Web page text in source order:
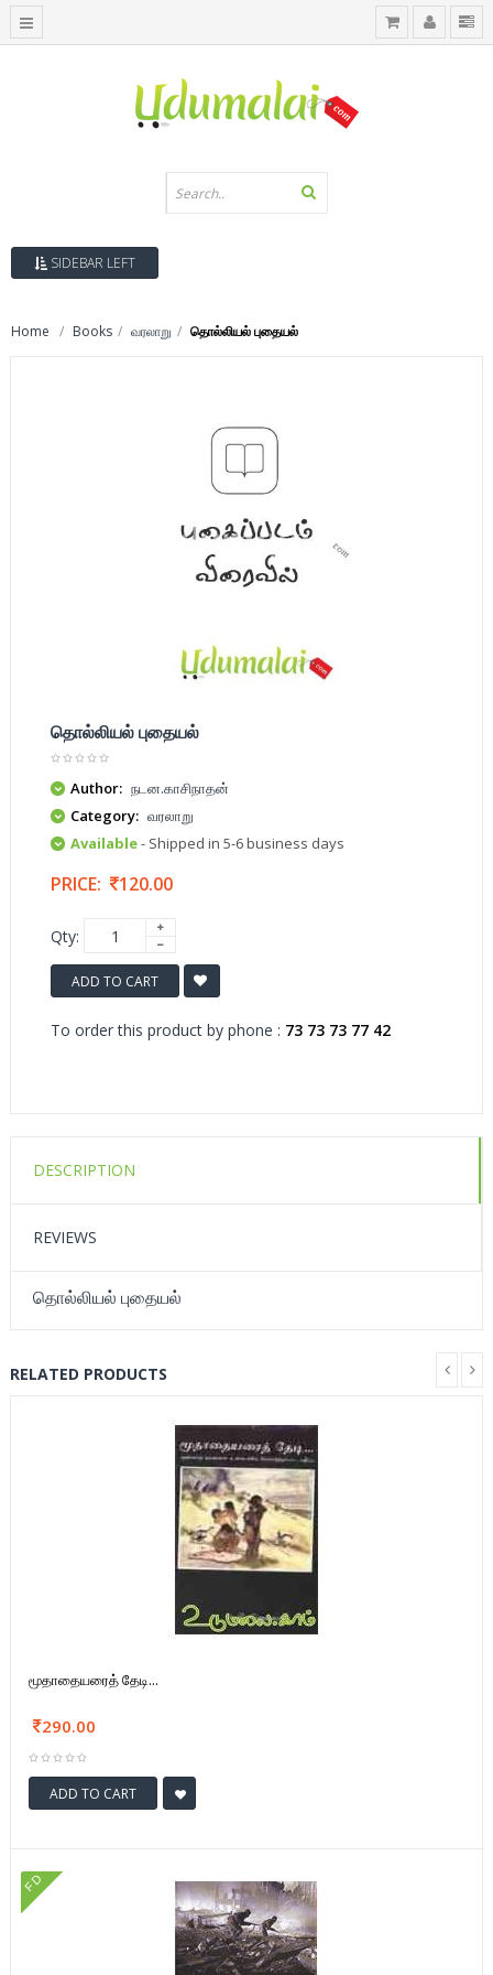
SIDEBAR LEFT
Home Books வரலாறு தொல்லியல் புதையல்
தொல்லியல் புதையல்
Author: நடன.காசிநாதன்
Category: வரலாறு
Available- Shipped in 5-6 business days
PRICE: 120.00
Qty:
ADD TO CART
To order this product by phone : 73 73 73 77 42
DESCRIPTION
REVIEWS
தொல்லியல் புதையல்
RELATED PRODUCTS
மூதாதையரைத் தேடி...
290.00
ADD TO CART
FD